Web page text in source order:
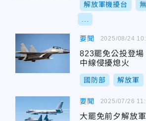
解放軍機擾台
要聞
823罷免公投登
中線侵擾熄火
國防部 解放軍
2025/08/24
要聞
大罷免前夕解放
2025/07/26